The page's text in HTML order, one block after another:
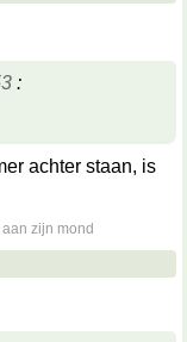
:
achter staan, is
zijn mond